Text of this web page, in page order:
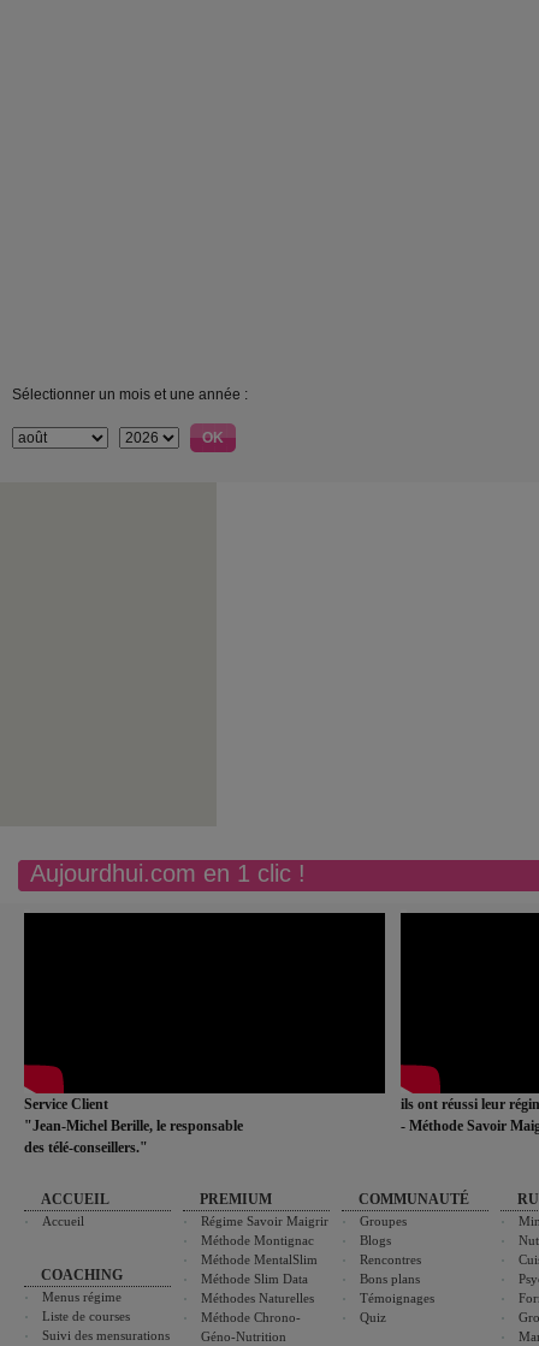
Sélectionner un mois et une année :
Aujourdhui.com en 1 clic !
Service Client
"Jean-Michel Berille, le responsable
des télé-conseillers."
ils ont réussi leur
- Méthode Savoir
ACCUEIL
Accueil
COACHING
Menus régime
Liste de courses
Suivi des mensurations
PREMIUM
Régime Savoir Maigrir
Méthode Montignac
Méthode MentalSlim
Méthode Slim Data
Méthodes Naturelles
Méthode Chrono-
Géno-Nutrition
COMMUNAUTÉ
Groupes
Blogs
Rencontres
Bons plans
Témoignages
Quiz